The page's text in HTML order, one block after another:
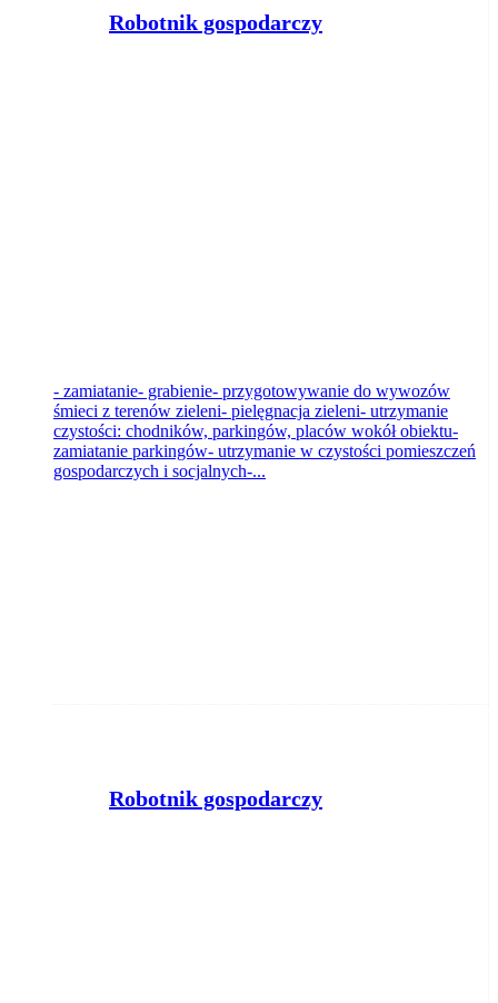
Robotnik gospodarczy
- zamiatanie- grabienie- przygotowywanie do wywozów
śmieci z terenów zieleni- pielęgnacja zieleni- utrzymanie
czystości: chodników, parkingów, placów wokół obiektu-
zamiatanie parkingów- utrzymanie w czystości pomieszczeń
gospodarczych i socjalnych-...
Robotnik gospodarczy